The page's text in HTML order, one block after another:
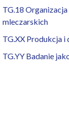
TG.18
mleczarskich
TG.XX Produkcja
TG.YY Badanie